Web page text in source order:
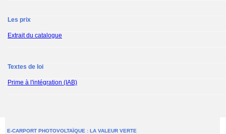
Les prix
Extrait du catalogue
Textes de loi
Prime à l'intégration (IAB)
E-CARPORT PHOTOVOLTAÏQUE : LA VALEUR VERTE